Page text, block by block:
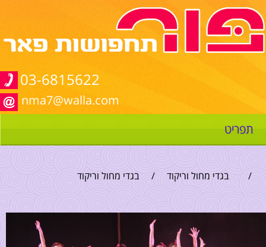
03-6815622
nma7@walla.com
תפריט
/ בגדי מחול וריקוד / בגדי מחול וריקוד